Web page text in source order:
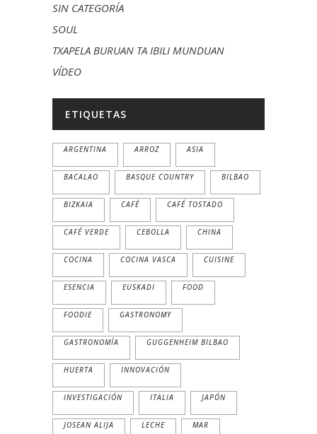
SIN CATEGORÍA
SOUL
TXAPELA BURUAN TA IBILI MUNDUAN
VÍDEO
ETIQUETAS
ARGENTINA ARROZ ASIA
BACALAO BASQUE COUNTRY BILBAO
BIZKAIA CAFÉ CAFÉ TOSTADO
CAFÉ VERDE CEBOLLA CHINA
COCINA COCINA VASCA CUISINE
ESENCIA EUSKADI FOOD
FOODIE GASTRONOMY
GASTRONOMÍA GUGGENHEIM BILBAO
HUERTA INNOVACIÓN
INVESTIGACIÓN ITALIA JAPÓN
JOSEAN ALIJA LECHE MAR